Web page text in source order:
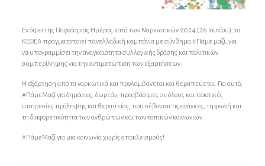
Εν όψει της Παγκόσμιας Ημέρας κατά των Ναρκωτικών 2024 (26 Ιουνίου), το
ΚΕΘΕΑ πραγματοποιεί πανελλαδική καμπάνια με σύνθημα #Πάμε μαζί, για
να υπογραμμίσει την αναγκαιότητα συλλογικής δράσης και πολιτικών
συμπερίληψης για την αντιμετώπιση των εξαρτήσεων.
Η εξάρτηση από τα ναρκωτικά και προλαμβάνεται και θεραπεύεται. Για αυτό,
#ΠάμεΜαζί για δημόσιες, δωρεάν, προσβάσιμες σε όλους και ποιοτικές
υπηρεσίες πρόληψης και θεραπείας, που σέβονται τις ανάγκες, τη φωνή και
τη διαφορετικότητα των ανθρώπων και των τοπικών κοινωνιών.
#ΠάμεΜαζί για μια κοινωνία χωρίς αποκλεισμούς!